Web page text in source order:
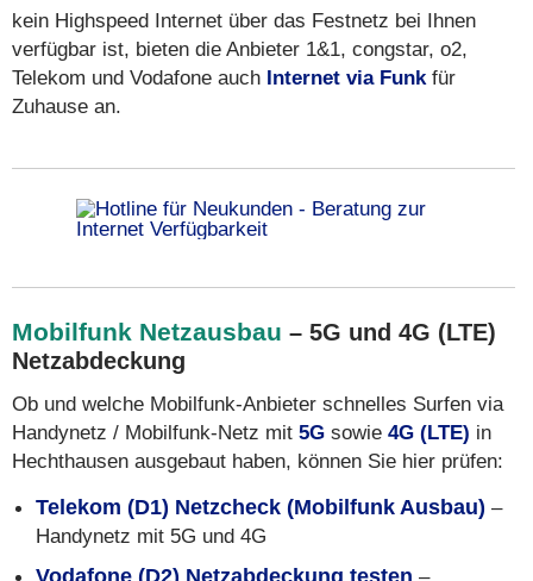
kein Highspeed Internet über das Festnetz bei Ihnen
verfügbar ist, bieten die Anbieter 1&1, congstar, o2,
Telekom und Vodafone auch Internet via Funk für
Zuhause an.
Mobilfunk Netzausbau – 5G und 4G (LTE)
Netzabdeckung
Ob und welche Mobilfunk-Anbieter schnelles Surfen via
Handynetz / Mobilfunk-Netz mit 5G sowie 4G (LTE) in
Hechthausen ausgebaut haben, können Sie hier prüfen:
Telekom (D1) Netzcheck (Mobilfunk Ausbau) –
Handynetz mit 5G und 4G
Vodafone (D2) Netzabdeckung testen –